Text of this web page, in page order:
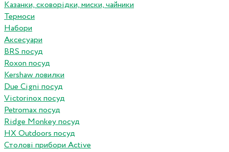
Казанки, сковорідки, миски, чайники
Термоси
Набори
Аксесуари
BRS посуд
Roxon посуд
Kershaw ловилки
Due Cigni посуд
Victorinox посуд
Petromax посуд
Ridge Monkey посуд
HX Outdoors посуд
Столові прибори Active